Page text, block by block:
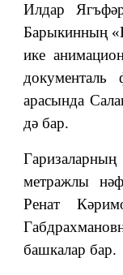
Илдар
Барыкинның
ике
арасында
дә бар.
метражлы
Ренат
башкалар бар.